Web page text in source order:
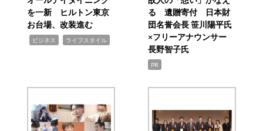
を一新 ヒルトン東京
お台場、改装進む
ビジネス ライフスタイル
る 遺贈寄付 日本財
団名誉会長 笹川陽平氏
×フリーアナウンサー
長野智子氏
PR